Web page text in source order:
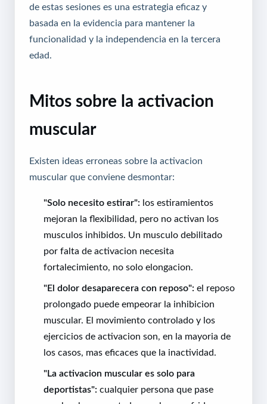
de estas sesiones es una estrategia eficaz y
basada en la evidencia para mantener la
funcionalidad y la independencia en la tercera
edad.
Mitos sobre la activacion
muscular
Existen ideas erroneas sobre la activacion
muscular que conviene desmontar:
"Solo necesito estirar": los estiramientos
mejoran la flexibilidad, pero no activan los
musculos inhibidos. Un musculo debilitado
por falta de activacion necesita
fortalecimiento, no solo elongacion.
"El dolor desaparecera con reposo": el reposo
prolongado puede empeorar la inhibicion
muscular. El movimiento controlado y los
ejercicios de activacion son, en la mayoria de
los casos, mas eficaces que la inactividad.
"La activacion muscular es solo para
deportistas": cualquier persona que pase